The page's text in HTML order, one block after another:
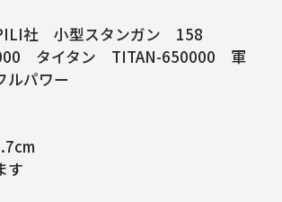
社 小型スタンガン 158
タイタン TITAN-650000 軍
パワー
す